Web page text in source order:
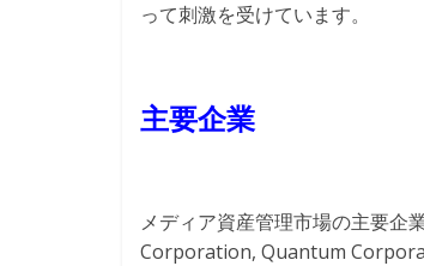
って刺激を受けています。
主要企業
メディア資産管理市場の主要
Corporation, Quantum